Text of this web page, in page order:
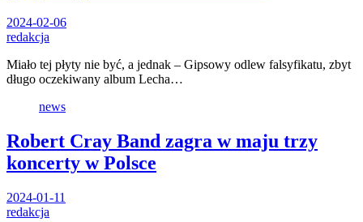
2024-02-06
redakcja
Miało tej płyty nie być, a jednak – Gipsowy odlew falsyfikatu, zbyt
długo oczekiwany album Lecha…
news
Robert Cray Band zagra w maju trzy
koncerty w Polsce
2024-01-11
redakcja